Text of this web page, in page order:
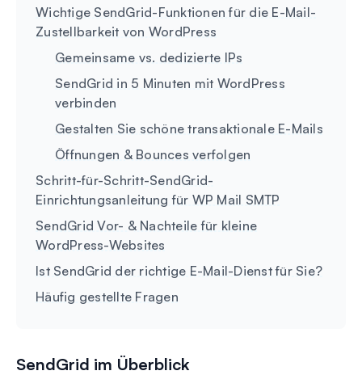
Wichtige SendGrid-Funktionen für die E-Mail-
Zustellbarkeit von WordPress
Gemeinsame vs. dedizierte IPs
SendGrid in 5 Minuten mit WordPress
verbinden
Gestalten Sie schöne transaktionale E-Mails
Öffnungen & Bounces verfolgen
Schritt-für-Schritt-SendGrid-
Einrichtungsanleitung für WP Mail SMTP
SendGrid Vor- & Nachteile für kleine
WordPress-Websites
Ist SendGrid der richtige E-Mail-Dienst für Sie?
Häufig gestellte Fragen
SendGrid im Überblick